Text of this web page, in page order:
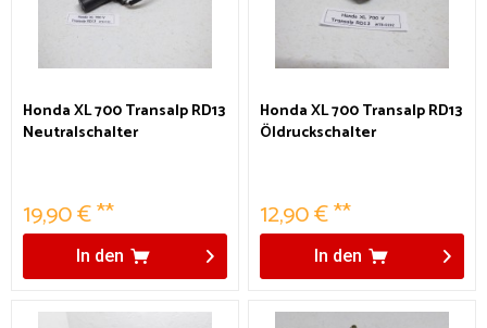
Honda XL 700 Transalp RD13
Neutralschalter
19,90 € **
In den
Honda XL 700 Transalp RD13
Öldruckschalter
12,90 € **
In den